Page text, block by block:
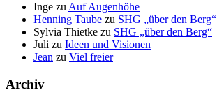
Inge zu Auf Augenhöhe
Henning Taube zu SHG „über den Berg“
Sylvia Thietke zu SHG „über den Berg“
Juli zu Ideen und Visionen
Jean zu Viel freier
Archiv